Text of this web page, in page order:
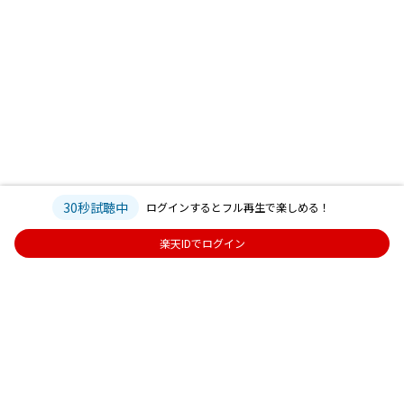
30秒試聴中 ログインするとフル再生で楽しめる！
楽天IDでログイン